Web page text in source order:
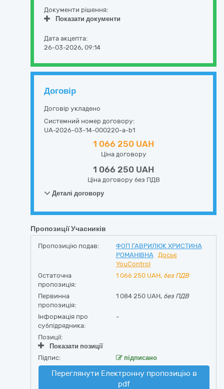
Документи рішення:
Показати документи
Дата акцепта:
26-03-2026, 09:14
Договір
Договір укладено
Системний номер договору:
UA-2026-03-14-000220-a-b1
1 066 250 UAH
Ціна договору
1 066 250 UAH
Ціна договору без ПДВ
Деталі договору
Пропозиції Учасників
Пропозицію подав:
ФОП ГАВРИЛЮК ХРИСТИНА
РОМАНІВНА
Досьє
YouControl
Остаточна
пропозиція:
1 066 250 UAH, без ПДВ
Первинна
пропозиція:
1 084 250 UAH, без ПДВ
Інформація про
субпідрядника:
-
Позиції:
Показати позиції
Підпис:
підписано
Переглянути Електронну пропозицію в
pdf